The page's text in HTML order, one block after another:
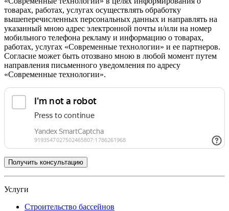
товарах, работах, услугах осуществлять обработку
вышеперечисленных персональных данных и направлять на
указанный мною адрес электронной почты и/или на номер
мобильного телефона рекламу и информацию о товарах,
работах, услугах «Современные технологии» и ее партнеров.
Согласие может быть отозвано мною в любой момент путем
направления письменного уведомления по адресу
«Современные технологии».
Услуги
Строительство бассейнов